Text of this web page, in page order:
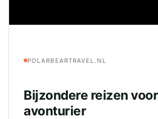
POLARBEARTRAVEL.NL
Bijzondere reizen
avonturier